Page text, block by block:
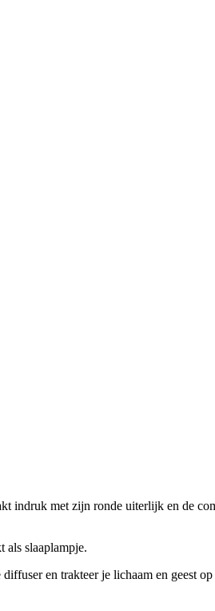
indruk met zijn ronde uiterlijk en de
als slaaplampje.
en trakteer je lichaam en geest op